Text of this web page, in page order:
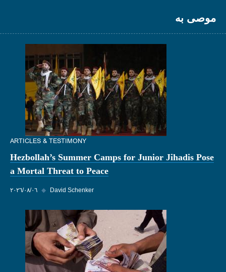
موصى به
ARTICLES & TESTIMONY
Hezbollah’s Summer Camps for Junior Jihadis Pose
a Mortal Threat to Peace
٠٦‏/٠٨‏/٢٠٢٦ ◆ David Schenker